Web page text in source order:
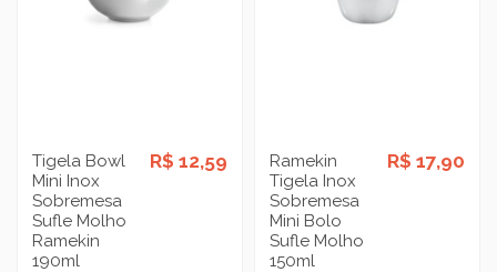
Tigela Bowl
Mini Inox
Sobremesa
Sufle Molho
Ramekin
190ml
R$ 12,59
Ramekin
Tigela Inox
Sobremesa
Mini Bolo
Sufle Molho
150ml
R$ 17,90